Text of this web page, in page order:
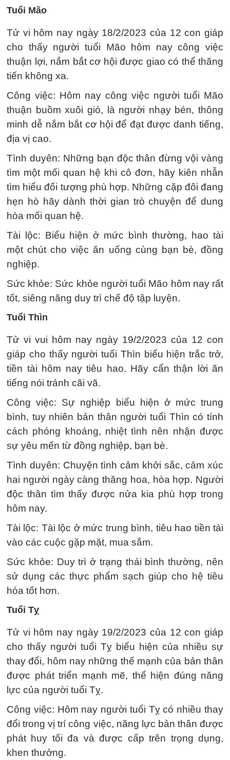
Tuổi Mão
Tử vi hôm nay ngày 18/2/2023 của 12 con giáp
cho thấy người tuổi Mão hôm nay công việc
thuận lợi, nắm bắt cơ hội được giao có thể thăng
tiến không xa.
Công việc: Hôm nay công việc người tuổi Mão
thuận buồm xuôi gió, là người nhạy bén, thông
minh dễ nắm bắt cơ hội để đạt được danh tiếng,
địa vị cao.
Tình duyên: Những bạn độc thân đừng vội vàng
tìm một mối quan hệ khi cô đơn, hãy kiên nhẫn
tìm hiểu đối tượng phù hợp. Những cặp đôi đang
hẹn hò hãy dành thời gian trò chuyện để dung
hòa mối quan hệ.
Tài lộc: Biểu hiện ở mức bình thường, hao tài
một chút cho việc ăn uống cùng bạn bè, đồng
nghiệp.
Sức khỏe: Sức khỏe người tuổi Mão hôm nay rất
tốt, siêng năng duy trì chế độ tập luyện.
Tuổi Thìn
Tử vi vui hôm nay ngày 19/2/2023 của 12 con
giáp cho thấy người tuổi Thìn biểu hiện trắc trở,
tiền tài hôm nay tiêu hao. Hãy cẩn thận lời ăn
tiếng nói tránh cãi vã.
Công việc: Sự nghiệp biểu hiện ở mức trung
bình, tuy nhiên bản thân người tuổi Thìn có tính
cách phóng khoáng, nhiệt tình nên nhận được
sự yêu mến từ đồng nghiệp, bạn bè.
Tình duyên: Chuyện tình cảm khởi sắc, cảm xúc
hai người ngày càng thăng hoa, hòa hợp. Người
độc thân tìm thấy được nửa kia phù hợp trong
hôm nay.
Tài lộc: Tài lộc ở mức trung bình, tiêu hao tiền tài
vào các cuộc gặp mặt, mua sắm.
Sức khỏe: Duy trì ở trạng thái bình thường, nên
sử dụng các thực phẩm sạch giúp cho hệ tiêu
hóa tốt hơn.
Tuổi Tỵ
Tử vi hôm nay ngày 19/2/2023 của 12 con giáp
cho thấy người tuổi Tỵ biểu hiện của nhiều sự
thay đổi, hôm nay những thế mạnh của bản thân
được phát triển mạnh mẽ, thể hiện đúng năng
lực của người tuổi Tỵ.
Công việc: Hôm nay người tuổi Tỵ có nhiều thay
đổi trong vị trí công việc, năng lực bản thân được
phát huy tối đa và được cấp trên trọng dụng,
khen thưởng.